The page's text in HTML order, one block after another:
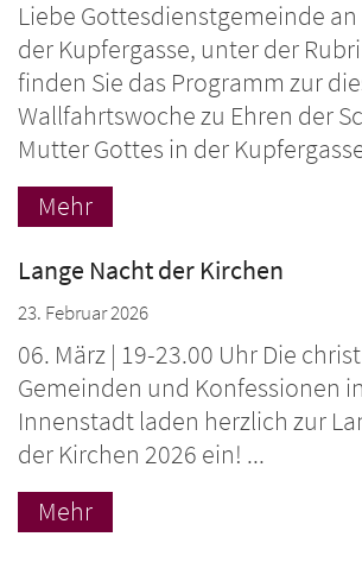
Liebe Gottesdienstgemeinde an
der Kupfergasse, unter der
finden Sie das Programm zur
Wallfahrtswoche zu Ehren der
Mutter Gottes in der
Mehr
Lange Nacht der Kirchen
23. Februar 2026
06. März | 19-23.00 Uhr Die
Gemeinden und Konfessionen
Innenstadt laden herzlich zur
der Kirchen 2026 ein! ...
Mehr